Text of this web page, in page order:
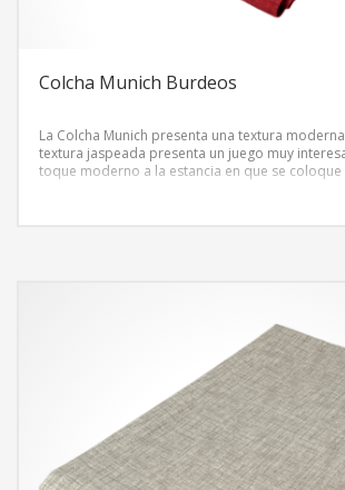
Colcha Munich Burdeos
La Colcha Munich presenta una textura
textura jaspeada presenta un juego muy
toque moderno a la estancia en que se coloque